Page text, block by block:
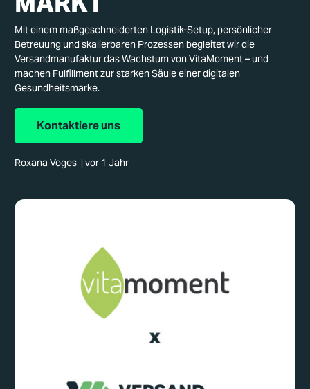
Mit einem maßgeschneiderten Logistik-Setup, persönlicher
Betreuung und skalierbaren Prozessen begleitet wir die
Versandmanufaktur das Wachstum von VitaMoment – und
machen Fulfillment zur starken Säule einer digitalen
Gesundheitsmarke.
Kontaktiere uns
Roxana Voges | vor 1 Jahr